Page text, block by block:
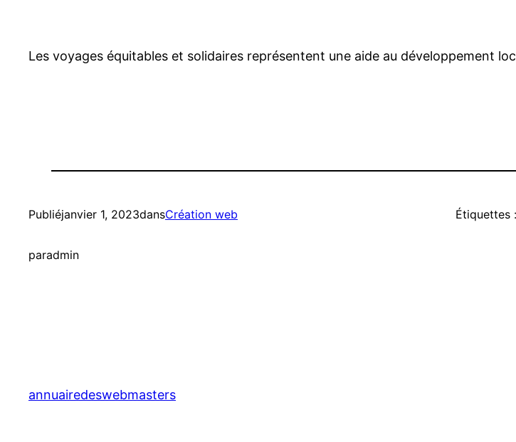
Les voyages équitables et solidaires représentent une aide au développement
Publiéjanvier 1, 2023dansCréation web
paradmin
Étiquettes :
annuairedeswebmasters